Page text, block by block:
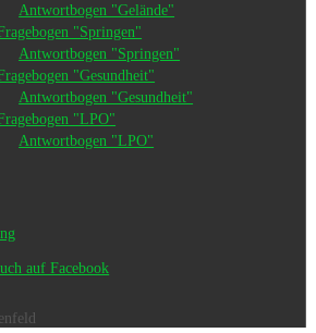
Antwortbogen "Gelände"
"Springen"
Antwortbogen "Springen"
"Gesundheit"
Antwortbogen "Gesundheit"
"LPO"
Antwortbogen "LPO"
auf Facebook